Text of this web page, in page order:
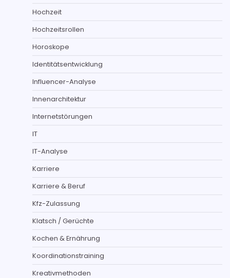
Hochzeit
Hochzeitsrollen
Horoskope
Identitätsentwicklung
Influencer-Analyse
Innenarchitektur
Internetstörungen
IT
IT-Analyse
Karriere
Karriere & Beruf
Kfz-Zulassung
Klatsch / Gerüchte
Kochen & Ernährung
Koordinationstraining
Kreativmethoden